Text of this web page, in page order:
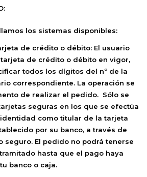
los sistemas disponibles:
de crédito o débito: El usuario
de crédito o débito en vigor,
todos los dígitos del nº de la
correspondiente. La operación se
de realizar el pedido. Sólo se
seguras en los que se efectúa
como titular de la tarjeta
por su banco, a través de
seguro. El pedido no podrá tenerse
hasta que el pago haya
banco o caja.